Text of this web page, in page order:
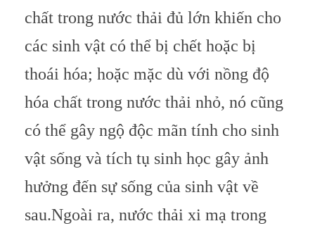
chất trong nước thải đủ lớn khiến cho
các sinh vật có thể bị chết hoặc bị
thoái hóa; hoặc mặc dù với nồng độ
hóa chất trong nước thải nhỏ, nó cũng
có thể gây ngộ độc mãn tính cho sinh
vật sống và tích tụ sinh học gây ảnh
hưởng đến sự sống của sinh vật về
sau.Ngoài ra, nước thải xi mạ trong